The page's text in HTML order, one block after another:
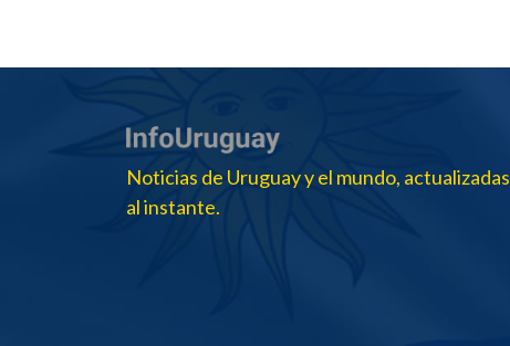
Noticias de Uruguay y el mundo, actualizadas
al instante.